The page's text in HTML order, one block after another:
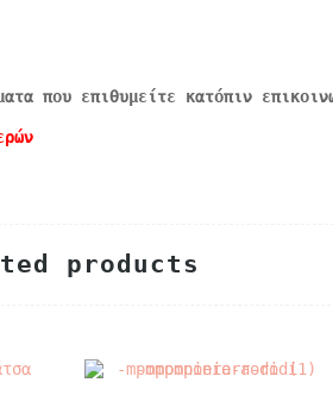
που επιθυμείτε κατόπιν
products